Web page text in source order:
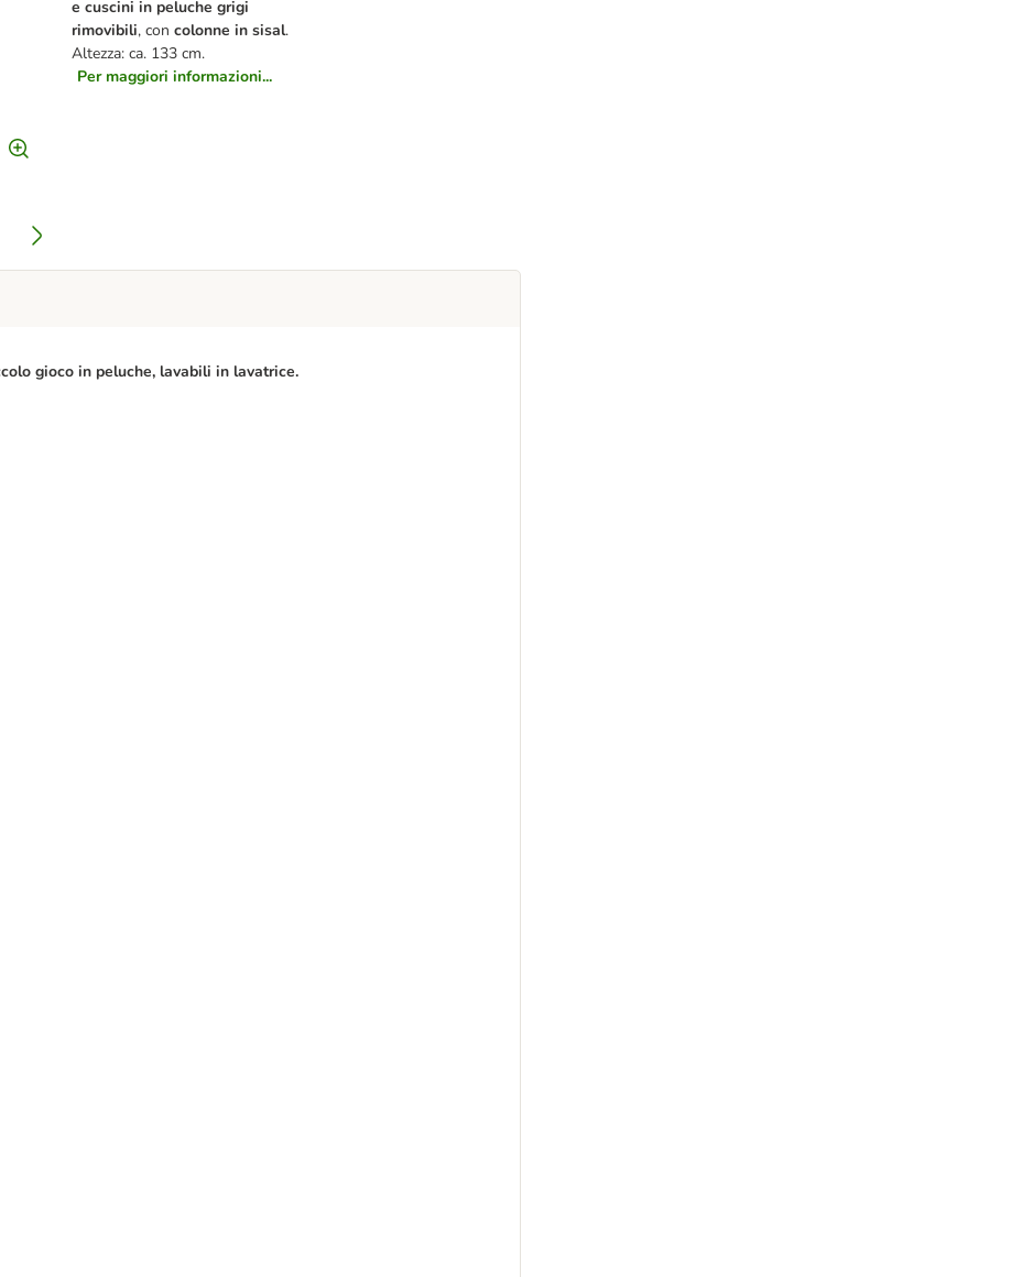
e cuscini in peluche grigi
rimovibili, con colonne in sisal.
Altezza: ca. 133 cm.
Per maggiori informazioni...
gioco in peluche, lavabili in lavatrice.